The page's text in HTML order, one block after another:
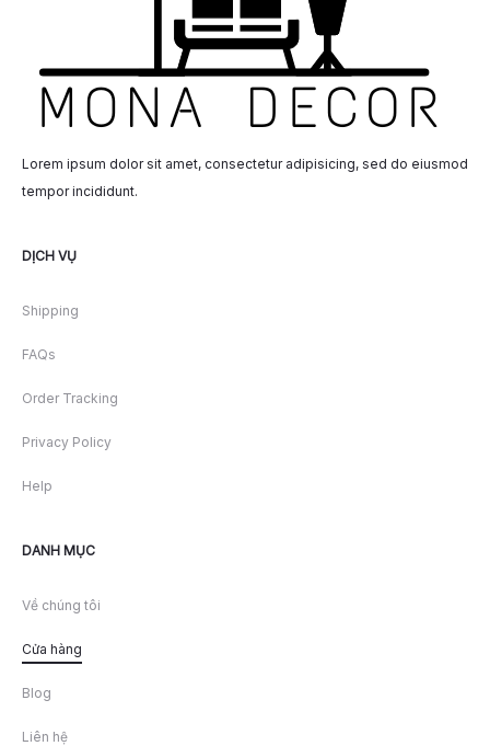
Lorem ipsum dolor sit amet, consectetur adipisicing, sed do eiusmod
tempor incididunt.
DỊCH VỤ
Shipping
FAQs
Order Tracking
Privacy Policy
Help
DANH MỤC
Về chúng tôi
Cửa hàng
Blog
Liên hệ